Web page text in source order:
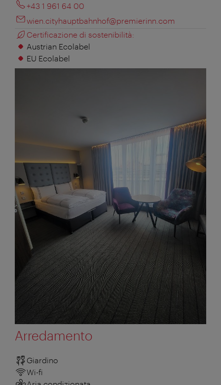
+43 1 961 64 00
wien.cityhauptbahnhof@premierinn.com
Certificazione di sostenibilità:
Austrian Ecolabel
EU Ecolabel
Arredamento
Giardino
Wi-fi